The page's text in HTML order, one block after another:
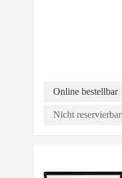
Online bestellbar
Nicht reservierbar